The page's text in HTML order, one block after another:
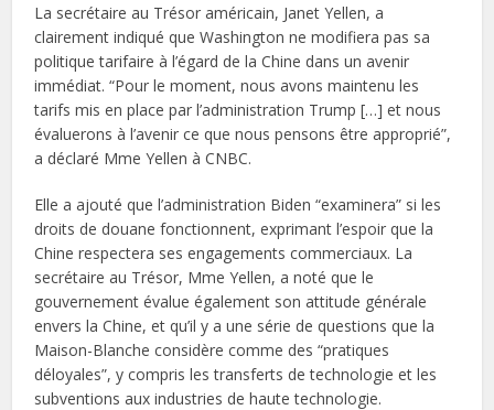
La secrétaire au Trésor américain, Janet Yellen, a
clairement indiqué que Washington ne modifiera pas sa
politique tarifaire à l’égard de la Chine dans un avenir
immédiat. “Pour le moment, nous avons maintenu les
tarifs mis en place par l’administration Trump […] et nous
évaluerons à l’avenir ce que nous pensons être approprié”,
a déclaré Mme Yellen à CNBC.
Elle a ajouté que l’administration Biden “examinera” si les
droits de douane fonctionnent, exprimant l’espoir que la
Chine respectera ses engagements commerciaux. La
secrétaire au Trésor, Mme Yellen, a noté que le
gouvernement évalue également son attitude générale
envers la Chine, et qu’il y a une série de questions que la
Maison-Blanche considère comme des “pratiques
déloyales”, y compris les transferts de technologie et les
subventions aux industries de haute technologie.